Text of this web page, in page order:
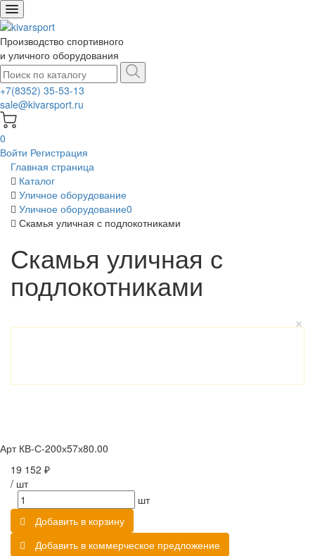
Производство спортивного
и уличного оборудования
+7(8352) 35-53-13
sale@kivarsport.ru
0
Войти Регистрация
Главная страница
Каталог
Уличное оборудование
Уличное оборудование0
Скамья уличная с подлокотниками
Скамья уличная с
подлокотниками
Арт КВ-С-200х57х80.00
19 152 ₽
/ шт
шт
Добавить в корзину
Добавить в коммерческое предложение